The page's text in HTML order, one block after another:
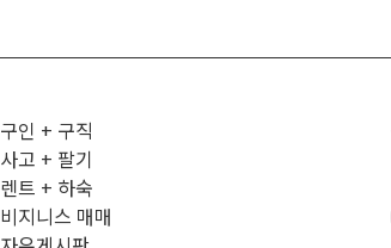
구인 + 구직
사고 + 팔기
렌트 + 하숙
비지니스 매매